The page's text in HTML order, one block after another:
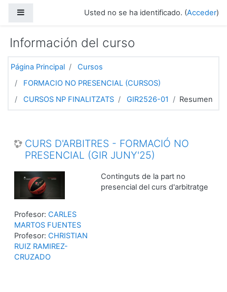
Usted no se ha identificado. (Acceder)
Información del curso
Página Principal
Cursos
FORMACIO NO PRESENCIAL (CURSOS)
CURSOS NP FINALITZATS
GIR2526-01 Resumen
CURS D'ARBITRES - FORMACIÓ NO
PRESENCIAL (GIR JUNY'25)
Continguts de la part no
presencial del curs d'arbitratge
Profesor: CARLES
MARTOS FUENTES
Profesor: CHRISTIAN
RUIZ RAMIREZ-
CRUZADO